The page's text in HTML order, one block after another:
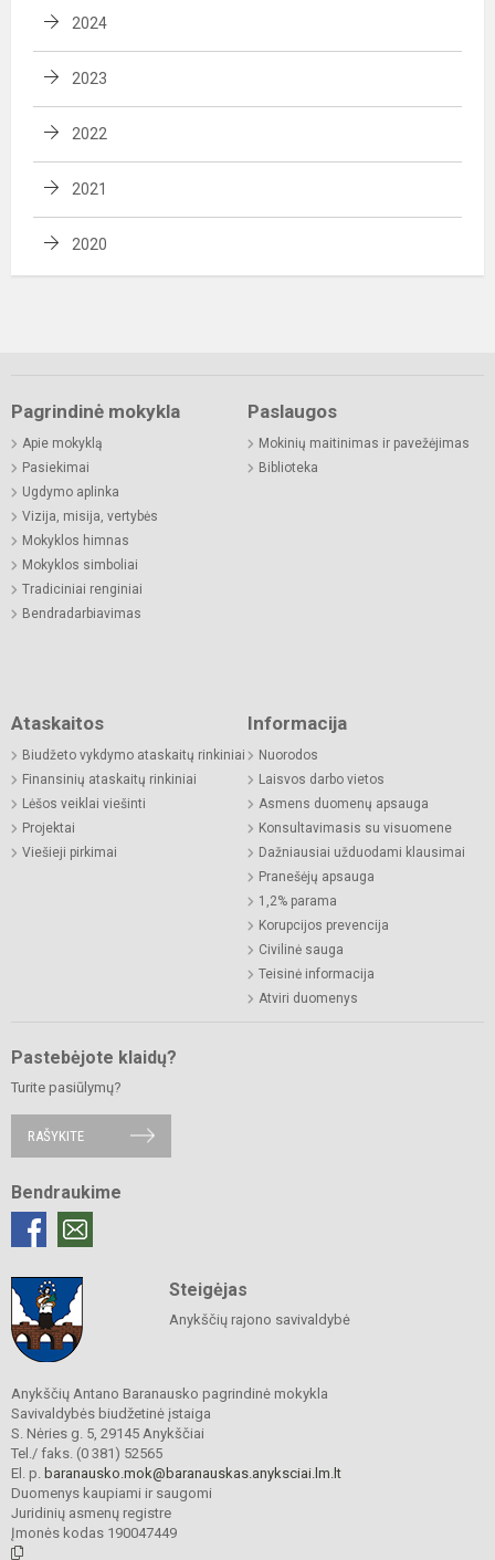
2024
2023
2022
2021
2020
Pagrindinė mokykla
Apie mokyklą
Pasiekimai
Ugdymo aplinka
Vizija, misija, vertybės
Mokyklos himnas
Mokyklos simboliai
Tradiciniai renginiai
Bendradarbiavimas
Paslaugos
Mokinių maitinimas ir pavežėjimas
Biblioteka
Ataskaitos
Biudžeto vykdymo ataskaitų rinkiniai
Finansinių ataskaitų rinkiniai
Lėšos veiklai viešinti
Projektai
Viešieji pirkimai
Informacija
Nuorodos
Laisvos darbo vietos
Asmens duomenų apsauga
Konsultavimasis su visuomene
Dažniausiai užduodami klausimai
Pranešėjų apsauga
1,2% parama
Korupcijos prevencija
Civilinė sauga
Teisinė informacija
Atviri duomenys
Pastebėjote klaidų?
Turite pasiūlymų?
RAŠYKITE
Bendraukime
Steigėjas
Anykščių rajono savivaldybė
Anykščių Antano Baranausko pagrindinė mokykla
Savivaldybės biudžetinė įstaiga
S. Nėries g. 5, 29145 Anykščiai
Tel./ faks. (0 381) 52565
El. p. baranausko.mok@baranauskas.anyksciai.lm.lt
Duomenys kaupiami ir saugomi
Juridinių asmenų registre
Įmonės kodas 190047449